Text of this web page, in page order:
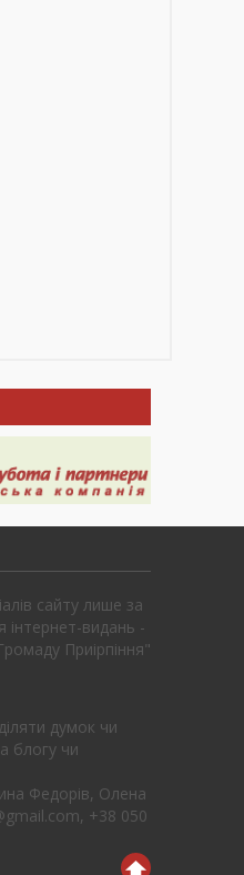
сайту лише за
інтернет-видань -
Приірпіння"
думок чи
блогу чи
Федорів, Олена
+38 050